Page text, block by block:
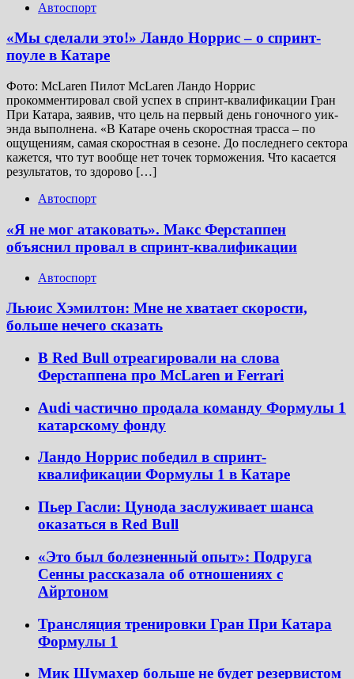
Автоспорт
«Мы сделали это!» Ландо Норрис – о спринт-
поуле в Катаре
Фото: McLaren Пилот McLaren Ландо Норрис
прокомментировал свой успех в спринт-квалификации Гран
При Катара, заявив, что цель на первый день гоночного уик-
энда выполнена. «В Катаре очень скоростная трасса – по
ощущениям, самая скоростная в сезоне. До последнего сектора
кажется, что тут вообще нет точек торможения. Что касается
результатов, то здорово […]
Автоспорт
«Я не мог атаковать». Макс Ферстаппен
объяснил провал в спринт-квалификации
Автоспорт
Льюис Хэмилтон: Мне не хватает скорости,
больше нечего сказать
В Red Bull отреагировали на слова
Ферстаппена про McLaren и Ferrari
Audi частично продала команду Формулы 1
катарскому фонду
Ландо Норрис победил в спринт-
квалификации Формулы 1 в Катаре
Пьер Гасли: Цунода заслуживает шанса
оказаться в Red Bull
«Это был болезненный опыт»: Подруга
Сенны рассказала об отношениях с
Айртоном
Трансляция тренировки Гран При Катара
Формулы 1
Мик Шумахер больше не будет резервистом